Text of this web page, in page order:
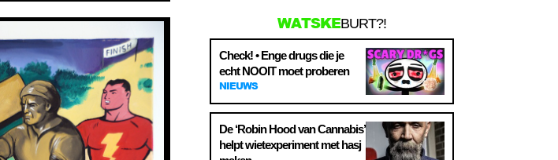
WATSKEBURT?!
Check! • Enge drugs die je
echt NOOIT moet proberen
NIEUWS
De ‘Robin Hood van Cannabis’
helpt wietexperiment met hasj